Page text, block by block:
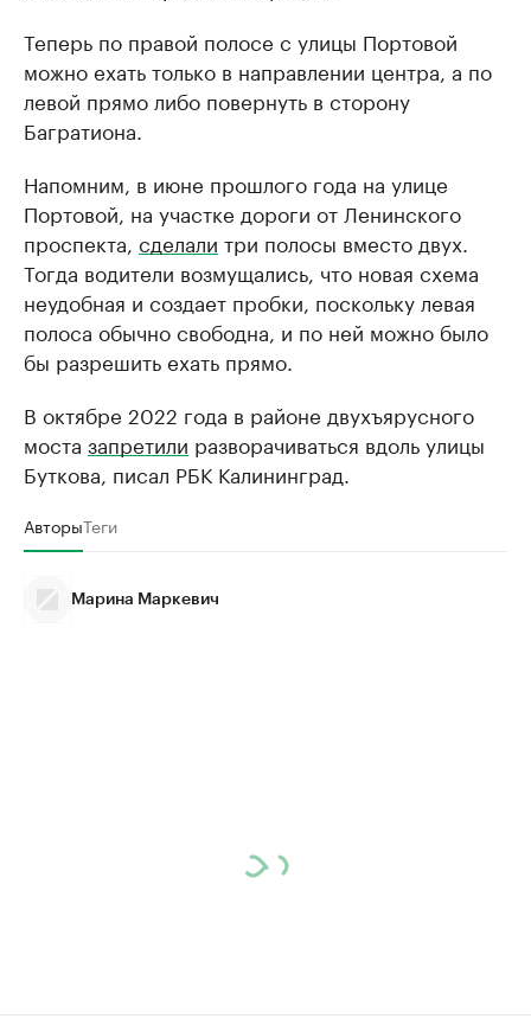
Теперь по правой полосе с улицы Портовой
можно ехать только в направлении центра, а по
левой прямо либо повернуть в сторону
Багратиона.
Напомним, в июне прошлого года на улице
Портовой, на участке дороги от Ленинского
проспекта, сделали три полосы вместо двух.
Тогда водители возмущались, что новая схема
неудобная и создает пробки, поскольку левая
полоса обычно свободна, и по ней можно было
бы разрешить ехать прямо.
В октябре 2022 года в районе двухъярусного
моста запретили разворачиваться вдоль улицы
Буткова, писал РБК Калининград.
АвторыТеги
Марина Маркевич